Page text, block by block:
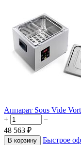
Аппарат Sous Vide
+
−
48 563 ₽
В корзину
Быстрое